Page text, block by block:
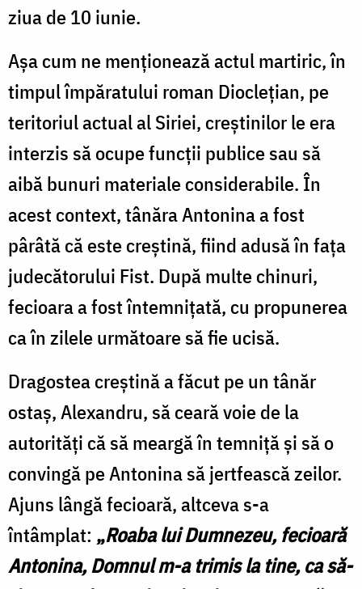
ziua de 10 iunie.
Așa cum ne menționează actul martiric, în
timpul împăratului roman Dioclețian, pe
teritoriul actual al Siriei, creștinilor le era
interzis să ocupe funcții publice sau să
aibă bunuri materiale considerabile. În
acest context, tânăra Antonina a fost
pârâtă că este creștină, fiind adusă în fața
judecătorului Fist. După multe chinuri,
fecioara a fost întemnițată, cu propunerea
ca în zilele următoare să fie ucisă.
Dragostea creștină a făcut pe un tânăr
ostaș, Alexandru, să ceară voie de la
autorități că să meargă în temniță și să o
convingă pe Antonina să jertfească zeilor.
Ajuns lângă fecioară, altceva s-a
întâmplat: „Roaba lui Dumnezeu, fecioară
Antonina, Domnul m-a trimis la tine, ca să-